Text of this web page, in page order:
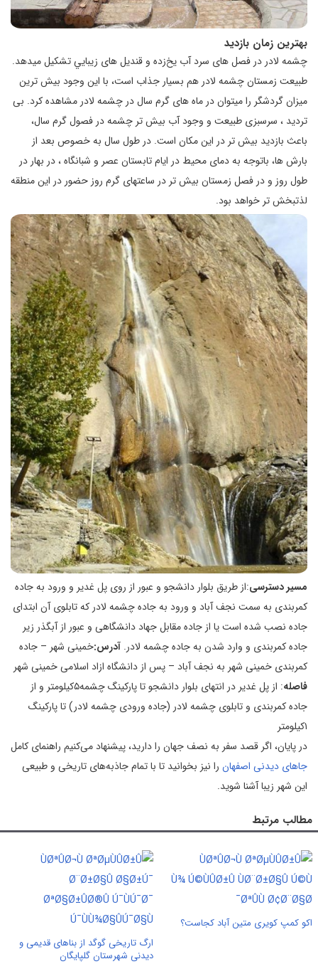
بهترین زمان بازديد
چشمه لادر در فصل های سرد آب یخ‌زده و قندیل های زيبايي تشکیل ميدهد.
طبیعت زمستان چشمه لادر هم بسیار جذاب است، با این وجود بيش ترین
ميزان گردشگر را میتوان در ماه های گرم سال در چشمه لادر مشاهده کرد. بی
تردید ، سر‌سبزی طبیعت و وجود آب بیش تر چشمه در فصول گرم سال،
باعث بازديد بیش تر در این مکان است. در طول سال به خصوص بعد از
بارش ها، باتوجه به دمای محیط در ایام تابستان عصر و شبانگاه ، در بهار در
طول روز و در فصل زمستان بیش تر در ساعتهای گرم روز حضور در این منطقه
لذتبخش تر خواهد بود.
مسیر دسترسی:از طریق بلوار دانشجو و عبور از روی پل غدیر و ورود به جاده
کمربندی به سمت نجف آباد و ورود به جاده چشمه لادر که تابلوی آن ابتدای
جاده نصب شده است یا از جاده مقابل جهاد دانشگاهی و عبور از آبگذر زیر
جاده کمربندی و وارد شدن به جاده چشمه لادر. آدرس:خمینی شهر – جاده
کمربندی خمینی شهر به نجف آباد – پس از دانشگاه ازاد اسلامی خمینی شهر
فاصله
: از پل غدیر در انتهای بلوار دانشجو تا پارکینگ چشمه۵کیلومتر و از
جاده کمربندی و تابلوی چشمه لادر (جاده ورودی چشمه لادر) تا پارکینگ
۱کیلومتر
در پایان، اگر قصد سفر به نصف جهان را دارید، پیشنهاد می‌کنیم راهنمای کامل
جاهای دیدنی اصفهان را نیز بخوانید تا با تمام جاذبه‌های تاریخی و طبیعی
این شهر زیبا آشنا شوید.
مطالب مرتبط
اکو کمپ کویری متین آباد کجاست؟
ارگ تاریخی گوگد از بناهای قدیمی و
دیدنی شهرستان گلپایگان